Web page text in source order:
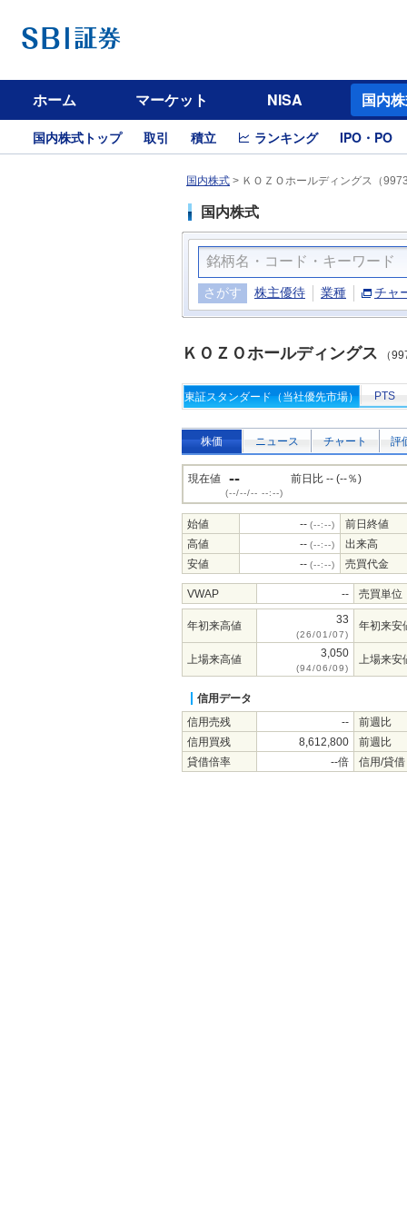
ホーム マーケット NISA 国内
国内株式トップ 取引 積立 ランキング IPO・PO
国内株式 > ＫＯＺＯホールディングス（
国内株式
さがす 株主優待 業種 チャ
ＫＯＺＯホールディングス （
東証スタンダード（当社優先市場） PTS
株価 ニュース チャート 評
現在値 --
(--/--/-- --:--)
前日比 -- (--％)
始値 -- (--:--)
前日終値
高値
-- (--:--)
出来高
安値
-- (--:--) 売買代金
VWAP -- 売買単位
年初来高値 33
(26/01/07)
年初来安
上場来高値 3,050
(94/06/09)
上場来安
信用データ
信用売残
--
前週比
信用買残
8,612,800
前週比
貸借倍率
--倍 信用/貸借